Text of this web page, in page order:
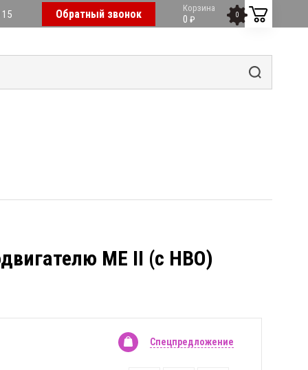
15 Обратный звонок 0
Корзина
0 ₽
ME II (с НВО)
Спецпредложение